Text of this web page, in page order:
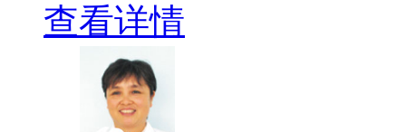
查看详情